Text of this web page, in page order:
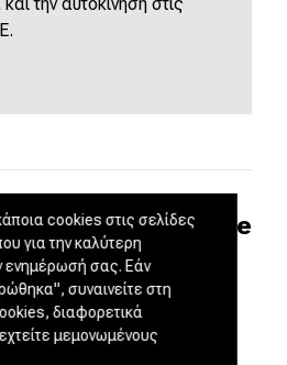
.
DRIVE στο Google
Social Media
cookies στις σελίδες
για την καλύτερη
ενημέρωσή σας. Εάν
συναινείτε στη
διαφορετικά
μεμονωμένους